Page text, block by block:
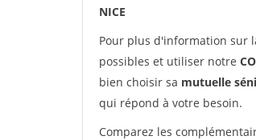
NICE
Pour plus d'information sur
possibles et utiliser notre
bien choisir sa mutuelle
qui répond à votre besoin.
Comparez les